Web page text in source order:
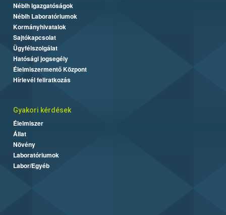
Nébih Igazgatóságok
Nébih Laboratóriumok
Kormányhivatalok
Sajtókapcsolat
Ügyfélszolgálat
Hatósági jogsegély
Élelmiszermentő Központ
Hírlevél feliratkozás
Gyakori kérdések
Élelmiszer
Állat
Növény
Laboratóriumok
Labor/Egyéb